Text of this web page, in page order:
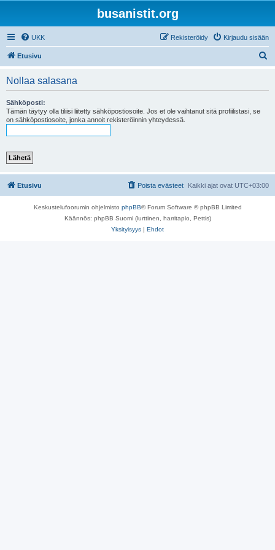
busanistit.org
UKK Kirjaudu sisään
Rekisteröidy
Etusivu
Nollaa salasana
Sähköposti:
Tämän täytyy olla tiliisi liitetty sähköpostiosoite. Jos et ole vaihtanut sitä profiilistasi, se
on sähköpostiosoite, jonka annoit rekisteröinnin yhteydessä.
Etusivu Kaikki ajat ovat UTC+03:00
Poista evästeet
Keskustelufoorumin ohjelmisto phpBB® Forum Software © phpBB Limited
Käännös: phpBB Suomi (lurttinen, harritapio, Pettis)
Yksityisyys | Ehdot